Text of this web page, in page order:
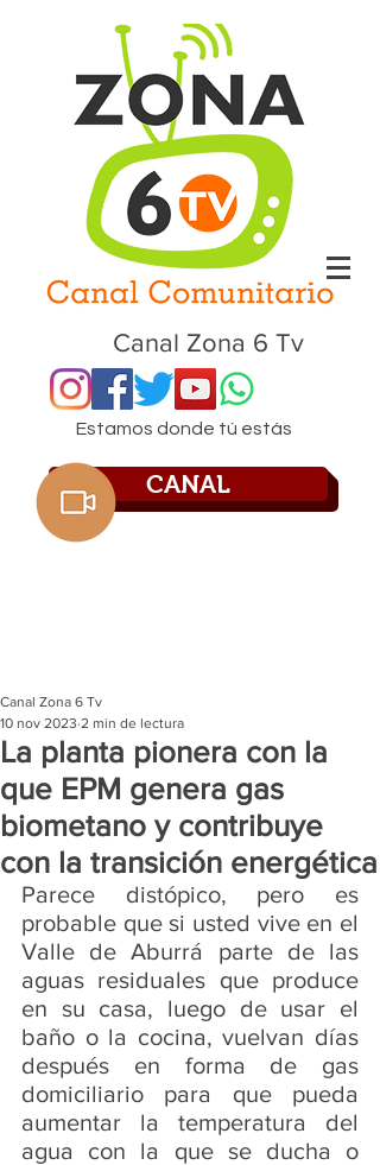
Canal Zona 6 Tv
Estamos donde tú estás
CANAL
La planta pionera con la
que EPM genera gas
biometano y contribuye
con la transición energética
Canal Zona 6 Tv
10 nov 2023 2 min de lectura
Parece distópico, pero es
probable que si usted vive en el
Valle de Aburrá parte de las
aguas residuales que produce
en su casa, luego de usar el
baño o la cocina, vuelvan días
después en forma de gas
domiciliario para que pueda
aumentar la temperatura del
agua con la que se ducha o